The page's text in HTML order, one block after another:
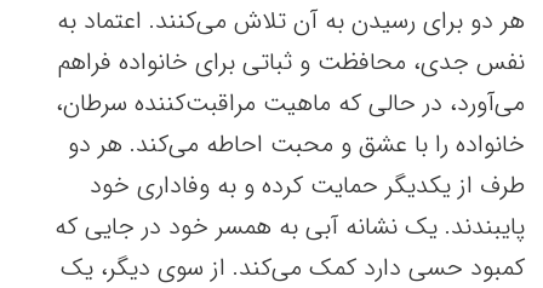
هر دو برای رسیدن به آن تلاش می‌کنند. اعتماد به
نفس جدی، محافظت و ثباتی برای خانواده فراهم
می‌آورد، در حالی که ماهیت مراقبت‌کننده سرطان،
خانواده را با عشق و محبت احاطه می‌کند. هر دو
طرف از یکدیگر حمایت کرده و به وفاداری خود
پایبندند. یک نشانه آبی به همسر خود در جایی که
کمبود حسی دارد کمک می‌کند. از سوی دیگر، یک